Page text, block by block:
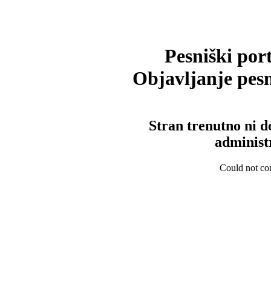
Pesniški
Objavljanje
Stran trenutno ni
Could not